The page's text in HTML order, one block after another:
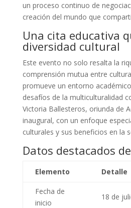
un proceso continuo de
creación del mundo que
Una cita educativa
diversidad cultural
Este evento no solo resalta la
comprensión mutua entre
promueve un entorno
desafíos de la multiculturalidad
Victoria Ballesteros, oriunda de
inaugural, con un enfoque
culturales y sus beneficios en la
Datos destacados
Elemento Detalle
Fecha de
inicio
18 de